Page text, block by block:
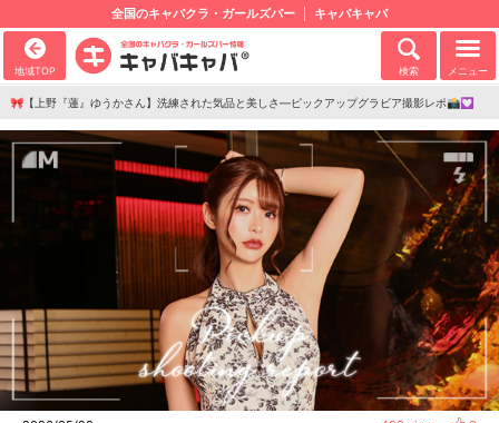
全国のキャバクラ・ガールズバー キャバキャバ
地域TOP 検索 メニュー
🎀【上野『蓮』ゆうかさん】洗練された気品と美しさ—ピックアップグラビア撮影レポ📸💟